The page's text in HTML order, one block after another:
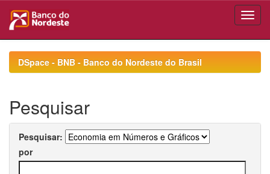
navigationDSpace - BNB - Banco do Nordeste do Brasil
Pesquisar
Pesquisar:
por